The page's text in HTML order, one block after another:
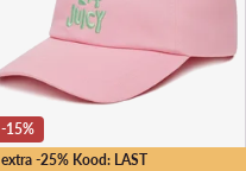
extra -25% Kood: LAST
-15%